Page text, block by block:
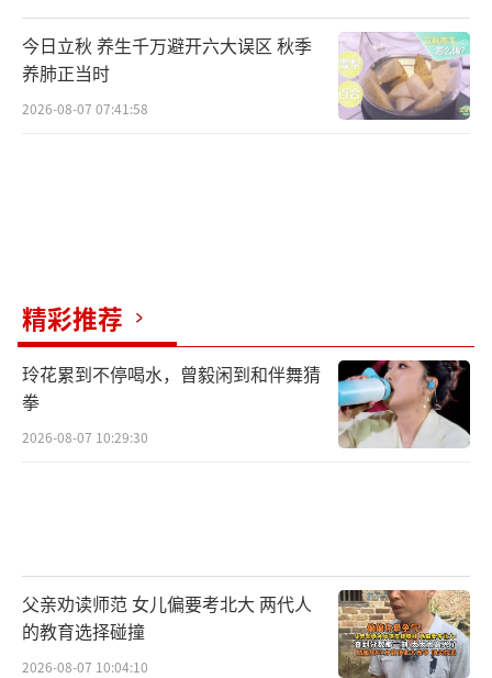
今日立秋 养生千万避开六大误区 秋季
养肺正当时
2026-08-07 07:41:58
精彩推荐
玲花累到不停喝水，曾毅闲到和伴舞猜
拳
2026-08-07 10:29:30
父亲劝读师范 女儿偏要考北大 两代人
的教育选择碰撞
2026-08-07 10:04:10